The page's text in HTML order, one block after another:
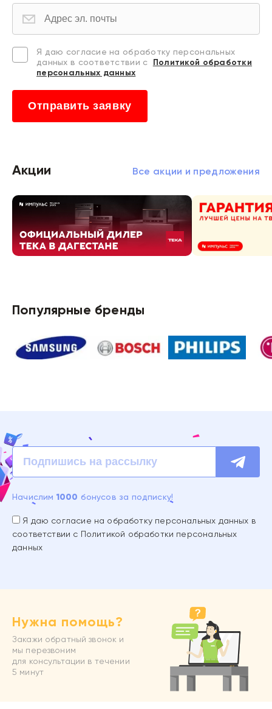
Я даю согласие на обработку персональных
данных в соответствии с
Политикой обработки
персональных данных
Отправить заявку
Акции Все акции и предложения
Популярные бренды
Начислим 1000 бонусов за подписку!
Я даю согласие на обработку персональных данных в
соответствии с Политикой обработки персональных
данных
Нужна помощь?
Закажи обратный звонок и
мы перезвоним
для консультации в течении
5 минут